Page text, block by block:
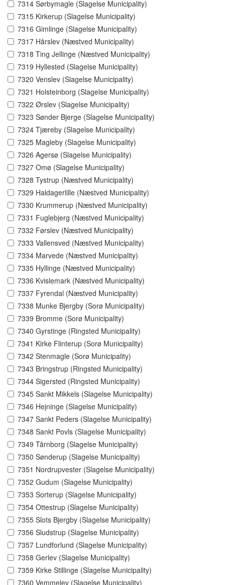
7314 Sørbymagle (Slagelse Municipality)
7315 Kirkerup (Slagelse Municipality)
7316 Gimlinge (Slagelse Municipality)
7317 Hårslev (Næstved Municipality)
7318 Ting Jellinge (Næstved Municipality)
7319 Hyllested (Slagelse Municipality)
7320 Venslev (Slagelse Municipality)
7321 Holsteinborg (Slagelse Municipality)
7322 Ørslev (Slagelse Municipality)
7323 Sønder Bjerge (Slagelse Municipality)
7324 Tjæreby (Slagelse Municipality)
7325 Magleby (Slagelse Municipality)
7326 Agersø (Slagelse Municipality)
7327 Omø (Slagelse Municipality)
7328 Tystrup (Næstved Municipality)
7329 Haldagerlille (Næstved Municipality)
7330 Krummerup (Næstved Municipality)
7331 Fuglebjerg (Næstved Municipality)
7332 Førslev (Næstved Municipality)
7333 Vallensved (Næstved Municipality)
7334 Marvede (Næstved Municipality)
7335 Hyllinge (Næstved Municipality)
7336 Kvislemark (Næstved Municipality)
7337 Fyrendal (Næstved Municipality)
7338 Munke Bjergby (Sorø Municipality)
7339 Bromme (Sorø Municipality)
7340 Gyrstinge (Ringsted Municipality)
7341 Kirke Flinterup (Sorø Municipality)
7342 Stenmagle (Sorø Municipality)
7343 Bringstrup (Ringsted Municipality)
7344 Sigersted (Ringsted Municipality)
7345 Sankt Mikkels (Slagelse Municipality)
7346 Hejninge (Slagelse Municipality)
7347 Sankt Peders (Slagelse Municipality)
7348 Sankt Povls (Slagelse Municipality)
7349 Tårnborg (Slagelse Municipality)
7350 Sønderup (Slagelse Municipality)
7351 Nordrupvester (Slagelse Municipality)
7352 Gudum (Slagelse Municipality)
7353 Sorterup (Slagelse Municipality)
7354 Ottestrup (Slagelse Municipality)
7355 Slots Bjergby (Slagelse Municipality)
7356 Sludstrup (Slagelse Municipality)
7357 Lundforlund (Slagelse Municipality)
7358 Gerlev (Slagelse Municipality)
7359 Kirke Stillinge (Slagelse Municipality)
7360 Vemmelev (Slagelse Municipality)